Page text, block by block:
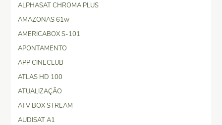
ALPHASAT CHROMA PLUS
AMAZONAS 61w
AMERICABOX S-101
APONTAMENTO
APP CINECLUB
ATLAS HD 100
ATUALIZAÇÃO
ATV BOX STREAM
AUDISAT A1